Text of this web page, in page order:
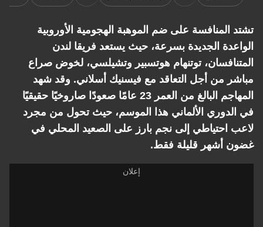
تشتد المنافسة على ضم الموهبة الهجومية الأوروبية
الواعدة الجديدة بسرعة، حيث يستعد فريقا لندن
المتنافسان، توتنهام هوتسبير وتشيلسي، لخوض صراع
مباشر من أجل التعاقد مع فيسنيك أسلاني. وقد شهد
المهاجم البالغ من العمر 23 عامًا صعودًا صاروخيًا حقيقيًا
في الدوري الألماني هذا الموسم، حيث تحول من مجرد
لاعب احتياطي إلى نجم بارز على الصعيد المحلي في
غضون أشهر قليلة فقط.